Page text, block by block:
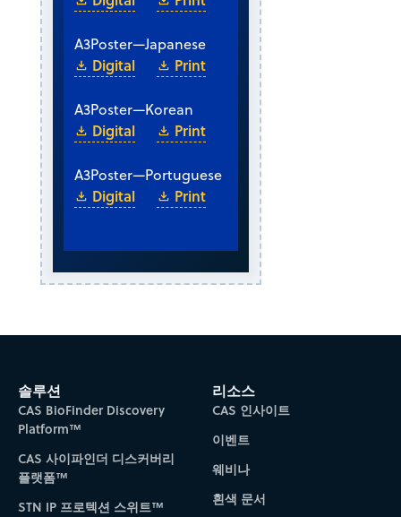
A3Poster—Japanese
Digital Print
A3Poster—Korean
Digital Print
A3Poster—Portuguese
Digital Print
솔루션
CAS BioFinder Discovery
Platform™
CAS 사이파인더 디스커버리
플랫폼™
STN IP 프로텍션 스위트™
리소스
CAS 인사이트
이벤트
웨비나
흰색 문서